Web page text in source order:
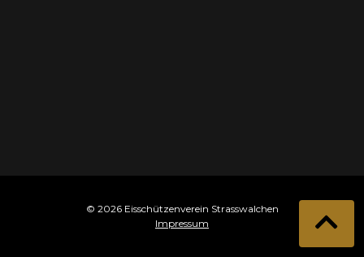
© 2026 Eisschützenverein Strasswalchen
Impressum